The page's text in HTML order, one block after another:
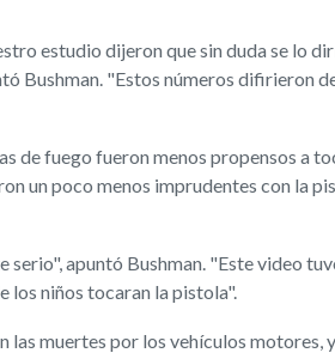
estudio dijeron que sin duda se lo
Bushman. "Estos números difirieron
de fuego fueron menos propensos a
un poco menos imprudentes con la
apuntó Bushman. "Este video
los niños tocaran la pistola".
muertes por los vehículos